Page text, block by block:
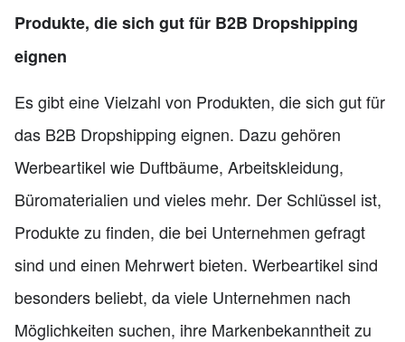
Produkte, die sich gut für B2B Dropshipping
eignen
Es gibt eine Vielzahl von Produkten, die sich gut für
das B2B Dropshipping eignen. Dazu gehören
Werbeartikel wie Duftbäume, Arbeitskleidung,
Büromaterialien und vieles mehr. Der Schlüssel ist,
Produkte zu finden, die bei Unternehmen gefragt
sind und einen Mehrwert bieten. Werbeartikel sind
besonders beliebt, da viele Unternehmen nach
Möglichkeiten suchen, ihre Markenbekanntheit zu